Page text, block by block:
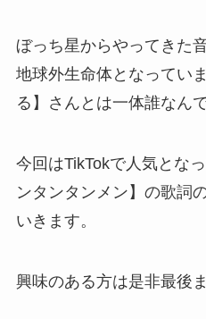
ぼっち星からやってきた
地球外生命体となってい
る】さんとは一体誰なん
今回はTikTokで人気とな
ンタンタンメン】の歌詞
いきます。
興味のある方は是非最後